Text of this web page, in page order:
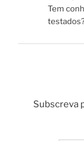
Tem
Subscreva